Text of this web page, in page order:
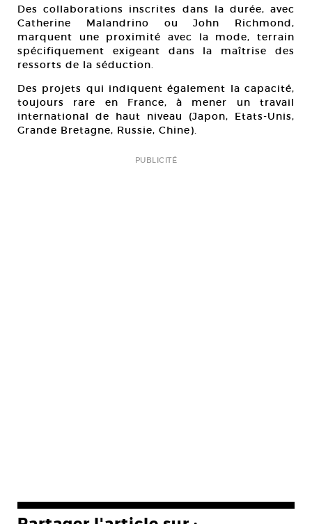
Des collaborations inscrites dans la durée, avec
Catherine Malandrino ou John Richmond,
marquent une proximité avec la mode, terrain
spécifiquement exigeant dans la maîtrise des
ressorts de la séduction.
Des projets qui indiquent également la capacité,
toujours rare en France, à mener un travail
international de haut niveau (Japon, Etats-Unis,
Grande Bretagne, Russie, Chine).
PUBLICITÉ